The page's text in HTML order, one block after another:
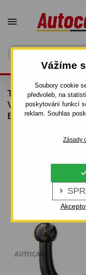
Vážíme
Soubory cookie
předvoleb, na
poskytování funkcí
reklam. Souhlas
Zásady


TAŽNÉ
VAN, I GRAND -
BAJONETOVÝ